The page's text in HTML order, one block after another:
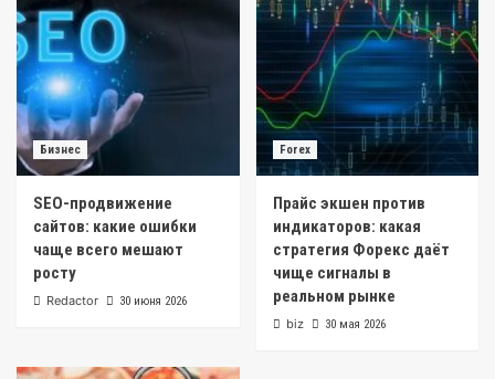
Бизнес
SEO-продвижение
сайтов: какие ошибки
чаще всего мешают
росту
Redactor 30 июня 2026
Forex
Прайс экшен против
индикаторов: какая
стратегия Форекс даёт
чище сигналы в
реальном рынке
biz 30 мая 2026